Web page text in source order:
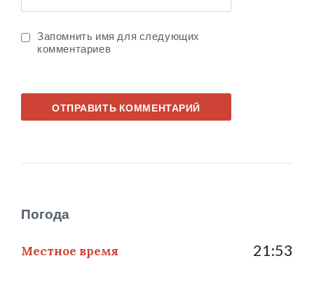
Запомнить имя для следующих
комментариев
Погода
Местное время 21:53